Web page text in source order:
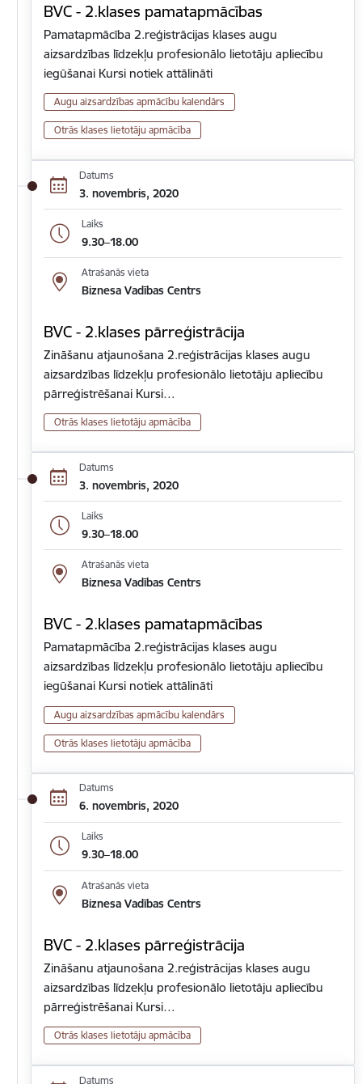
BVC - 2.klases pamatapmācības
Pamatapmācība 2.reģistrācijas klases augu
aizsardzības līdzekļu profesionālo lietotāju apliecību
iegūšanai Kursi notiek attālināti
Augu aizsardzības apmācību kalendārs
Otrās klases lietotāju apmācība
Datums
3. novembris, 2020
Laiks
9.30–18.00
Atrašanās vieta
Biznesa Vadības Centrs
BVC - 2.klases pārreģistrācija
Zināšanu atjaunošana 2.reģistrācijas klases augu
aizsardzības līdzekļu profesionālo lietotāju apliecību
pārreģistrēšanai Kursi…
Otrās klases lietotāju apmācība
Datums
3. novembris, 2020
Laiks
9.30–18.00
Atrašanās vieta
Biznesa Vadības Centrs
BVC - 2.klases pamatapmācības
Pamatapmācība 2.reģistrācijas klases augu
aizsardzības līdzekļu profesionālo lietotāju apliecību
iegūšanai Kursi notiek attālināti
Augu aizsardzības apmācību kalendārs
Otrās klases lietotāju apmācība
Datums
6. novembris, 2020
Laiks
9.30–18.00
Atrašanās vieta
Biznesa Vadības Centrs
BVC - 2.klases pārreģistrācija
Zināšanu atjaunošana 2.reģistrācijas klases augu
aizsardzības līdzekļu profesionālo lietotāju apliecību
pārreģistrēšanai Kursi…
Otrās klases lietotāju apmācība
Datums